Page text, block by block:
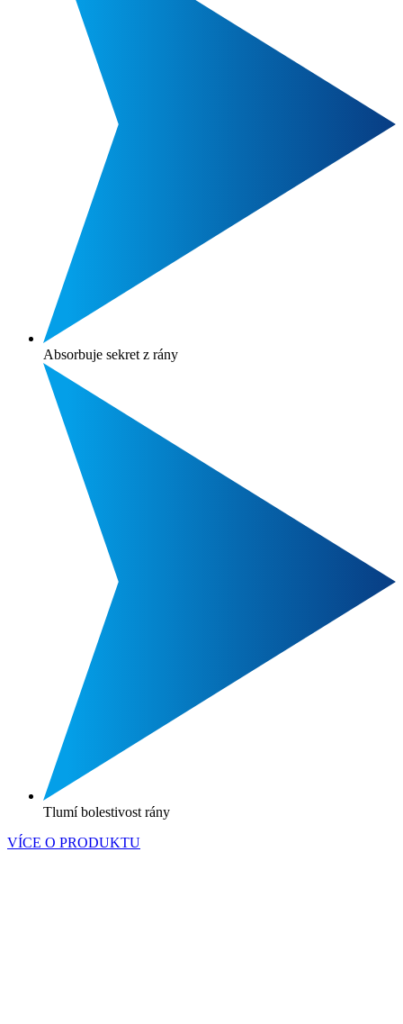
Absorbuje sekret z rány
Tlumí bolestivost rány
VÍCE O PRODUKTU